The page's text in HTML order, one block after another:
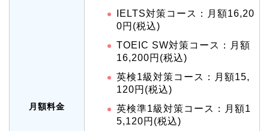
月額料金
IELTS対策コース：月額16,20
0円(税込)
TOEIC SW対策コース：月額
16,200円(税込)
英検1級対策コース：月額15,
120円(税込)
英検準1級対策コース：月額1
5,120円(税込)